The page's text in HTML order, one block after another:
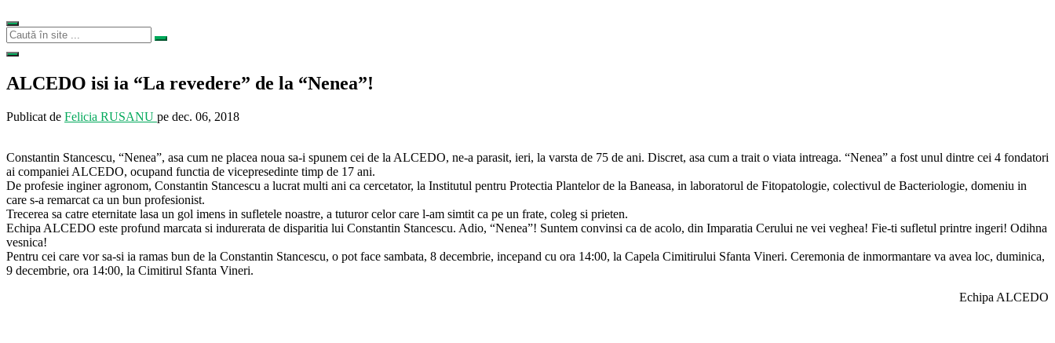
ALCEDO isi ia “La revedere” de la “Nenea”!
Publicat de Felicia RUSANU pe dec. 06, 2018
Constantin Stancescu, “Nenea”, asa cum ne placea noua sa-i spunem cei de la ALCEDO, ne-a parasit, ieri, la varsta de 75 de ani. Discret, asa cum a trait o viata intreaga. “Nenea” a fost unul dintre cei 4 fondatori
ai companiei ALCEDO, ocupand functia de vicepresedinte timp de 17 ani.
De profesie inginer agronom, Constantin Stancescu a lucrat multi ani ca cercetator, la Institutul pentru Protectia Plantelor de la Baneasa, in laboratorul de Fitopatologie, colectivul de Bacteriologie, domeniu in
care s-a remarcat ca un bun profesionist.
Trecerea sa catre eternitate lasa un gol imens in sufletele noastre, a tuturor celor care l-am simtit ca pe un frate, coleg si prieten.
Echipa ALCEDO este profund marcata si indurerata de disparitia lui Constantin Stancescu. Adio, “Nenea”! Suntem convinsi ca de acolo, din Imparatia Cerului ne vei veghea! Fie-ti sufletul printre ingeri! Odihna
vesnica!
Pentru cei care vor sa-si ia ramas bun de la Constantin Stancescu, o pot face sambata, 8 decembrie, incepand cu ora 14:00, la Capela Cimitirului Sfanta Vineri. Ceremonia de inmormantare va avea loc, duminica,
9 decembrie, ora 14:00, la Cimitirul Sfanta Vineri.
Echipa ALCEDO